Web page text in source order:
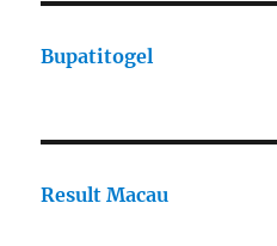
Bupatitogel
Result Macau